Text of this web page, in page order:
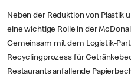
Neben der Reduktion von Plastik
eine wichtige Rolle in der
Gemeinsam mit dem Logistik-
Recyclingprozess für
Restaurants anfallende